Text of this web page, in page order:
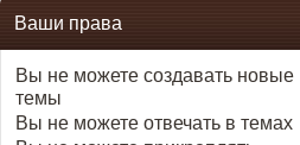
Ваши права
Вы не можете создавать новые
темы
Вы не можете отвечать в темах